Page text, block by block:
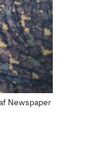
Newspaper